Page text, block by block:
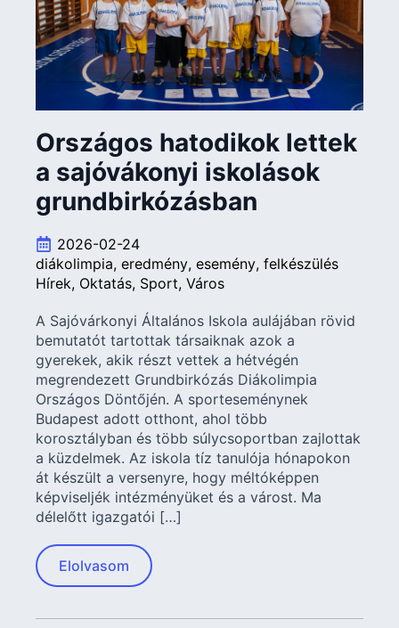
Országos hatodikok lettek
a sajóvákonyi iskolások
grundbirkózásban
2026-02-24
diákolimpia eredmény esemény felkészülés
Hírek Oktatás Sport Város
A Sajóvárkonyi Általános Iskola aulájában rövid
bemutatót tartottak társaiknak azok a
gyerekek, akik részt vettek a hétvégén
megrendezett Grundbirkózás Diákolimpia
Országos Döntőjén. A sporteseménynek
Budapest adott otthont, ahol több
korosztályban és több súlycsoportban zajlottak
a küzdelmek. Az iskola tíz tanulója hónapokon
át készült a versenyre, hogy méltóképpen
képviseljék intézményüket és a várost. Ma
délelőtt igazgatói […]
Elolvasom